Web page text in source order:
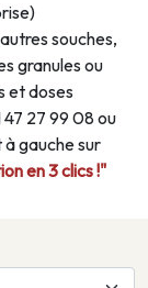
souches,
granules ou
et doses
27 99 08 ou
gauche sur
en 3 clics !"